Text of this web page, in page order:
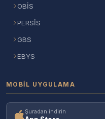
OBİS
PERSİS
GBS
EBYS
MOBIL UYGULAMA
Şuradan indirin